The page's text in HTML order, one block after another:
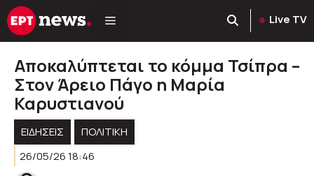
Μετάβαση
σε
Live TV
Αποκαλύπτεται το κόμμα Τσίπρα –
Στον Άρειο Πάγο η Μαρία
Καρυστιανού
ΕΙΔΗΣΕΙΣ
ΠΟΛΙΤΙΚΉ
26/05/26 18:46